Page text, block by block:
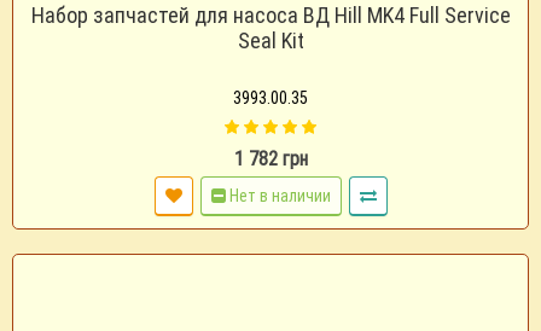
Набор запчастей для насоса ВД Hill MK4 Full Service
Seal Kit
3993.00.35
1 782 грн
Нет в наличии